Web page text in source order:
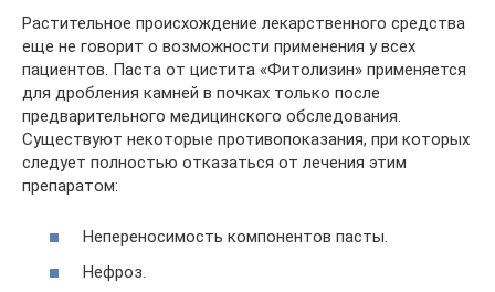
Растительное происхождение лекарственного средства
еще не говорит о возможности применения у всех
пациентов. Паста от цистита «Фитолизин» применяется
для дробления камней в почках только после
предварительного медицинского обследования.
Существуют некоторые противопоказания, при которых
следует полностью отказаться от лечения этим
препаратом:
Непереносимость компонентов пасты.
Нефроз.